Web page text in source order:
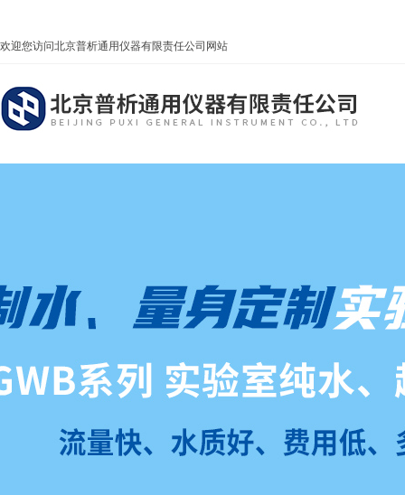
欢迎您访问北京普析通用仪器有限责任公司网站